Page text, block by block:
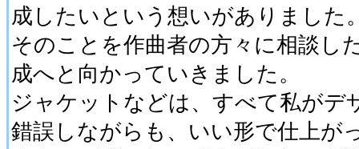
成したいという想いがありました
そのことを作曲者の方々に相談し
成へと向かっていきました。
ジャケットなどは、すべて私がデ
錯誤しながらも、いい形で仕上が